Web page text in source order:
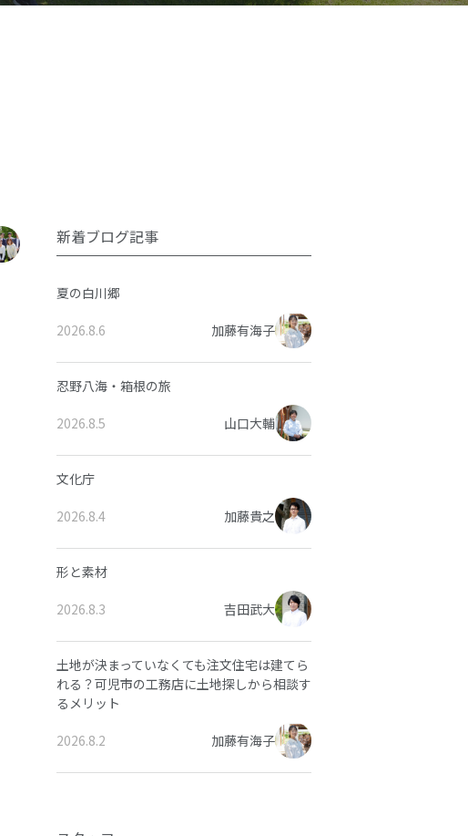
新着ブログ記事
夏の白川郷
2026.8.6 加藤有海子
忍野八海・箱根の旅
2026.8.5 山口大輔
文化庁
2026.8.4 加藤貴之
形と素材
2026.8.3 吉田武大
土地が決まっていなくても注文住宅は建てら
れる？可児市の工務店に土地探しから相談す
るメリット
2026.8.2 加藤有海子